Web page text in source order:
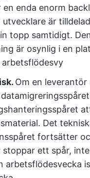
enda enorm
utvecklare är
topp samtidigt.
är osynlig i en
Om en leverantör
Det
fortsätter
stoppar ett spår,
arbetsflödesvecka